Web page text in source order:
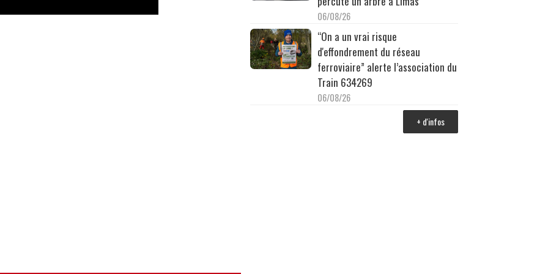
06/08/26
“On a un vrai risque
d'effondrement du réseau
ferroviaire” alerte l’association du
Train 634269
06/08/26
+ d'infos